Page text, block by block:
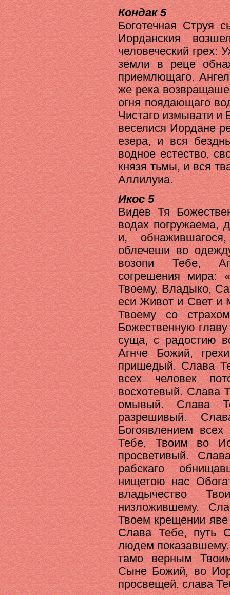
Кондак 5
Боготечная Струя
Иорданския
человеческий грех:
земли в реце
приемлющаго.
же река возвращаше
огня поядающаго
Чистаго измывати и
веселися Иордане
езера, и вся
водное естество,
князя тьмы, и вся
Аллилуиа.
Икос 5
Видев Тя
водах погружаема,
и,
облечеши во
возопи Тебе,
согрешения мира:
Твоему, Владыко,
еси Живот и Свет и
Твоему со
Божественную
суща, с радостию
Агнче Божий,
пришедый. Слава
всех человек
восхотевый. Слава
омывый. Слава
разрешивый.
Богоявлением
Тебе, Твоим во
просветивый.
рабскаго
нищетою нас
владычество
низложившему.
Твоем крещении
Слава Тебе, путь
людем
тамо верным
Сыне Божий, во
просвещей, слава